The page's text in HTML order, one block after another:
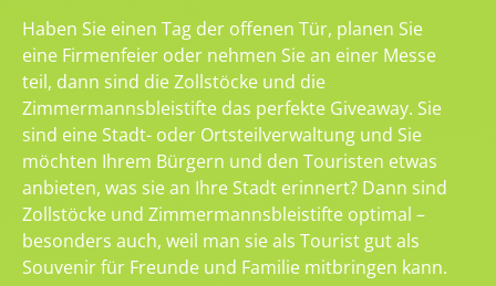
Haben Sie einen Tag der offenen Tür, planen Sie
eine Firmenfeier oder nehmen Sie an einer Messe
teil, dann sind die Zollstöcke und die
Zimmermannsbleistifte das perfekte Giveaway. Sie
sind eine Stadt- oder Ortsteilverwaltung und Sie
möchten Ihrem Bürgern und den Touristen etwas
anbieten, was sie an Ihre Stadt erinnert? Dann sind
Zollstöcke und Zimmermannsbleistifte optimal –
besonders auch, weil man sie als Tourist gut als
Souvenir für Freunde und Familie mitbringen kann.